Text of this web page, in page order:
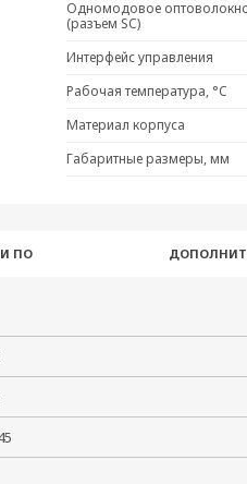
Одномодовое
(разъем SC)
Интерфейс управления
Рабочая температура, °C
Материал корпуса
Габаритные размеры, мм
ПО